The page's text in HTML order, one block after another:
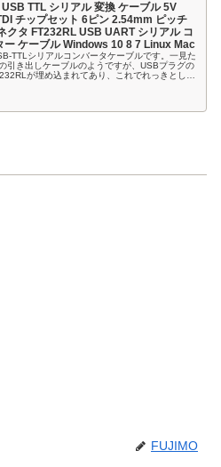
USB TTL シリアル 変換 ケーブル 5V
チップセット 6ピン 2.54mm ピッチ
クタ FT232RL USB UART シリアル コ
ー ケーブル Windows 10 8 7 Linux Mac
TTLシリアルコンバータケーブルです。一見た
引き出しケーブルのようですが、USBプラグの
が埋め込まれてあり、これでれっきとした
FUJIMO